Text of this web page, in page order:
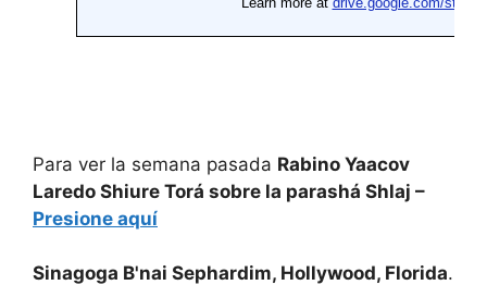
Para ver la semana pasada Rabino Yaacov
Laredo Shiure Torá sobre la parashá Shlaj –
Presione aquí
Sinagoga B'nai Sephardim, Hollywood, Florida.